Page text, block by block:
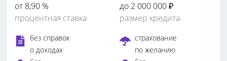
от 8,90 %
процентная ставка
до 2 000 000 ₽
размер кредита
без справок
о доходах
страхование
по желанию